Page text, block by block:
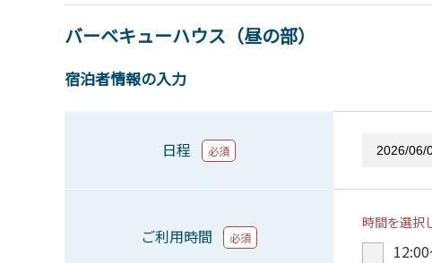
バーベキューハウス（昼の部）
宿泊者情報の入力
日程 必須
ご利用時間 必須
時間を選択